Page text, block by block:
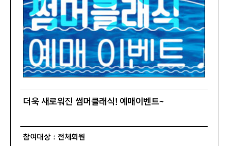
더욱 새로워진 썸머클래식! 예매이벤트~
참여대상 : 전체회원